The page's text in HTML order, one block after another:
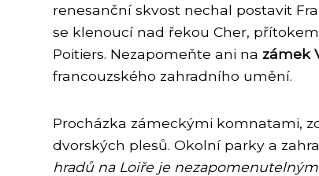
renesanční skvost nechal postavit
se klenoucí nad řekou Cher,
Poitiers. Nezapomeňte ani na zámek
francouzského zahradního umění.
Procházka zámeckými komnatami,
dvorských plesů. Okolní parky a
hradů na Loiře je